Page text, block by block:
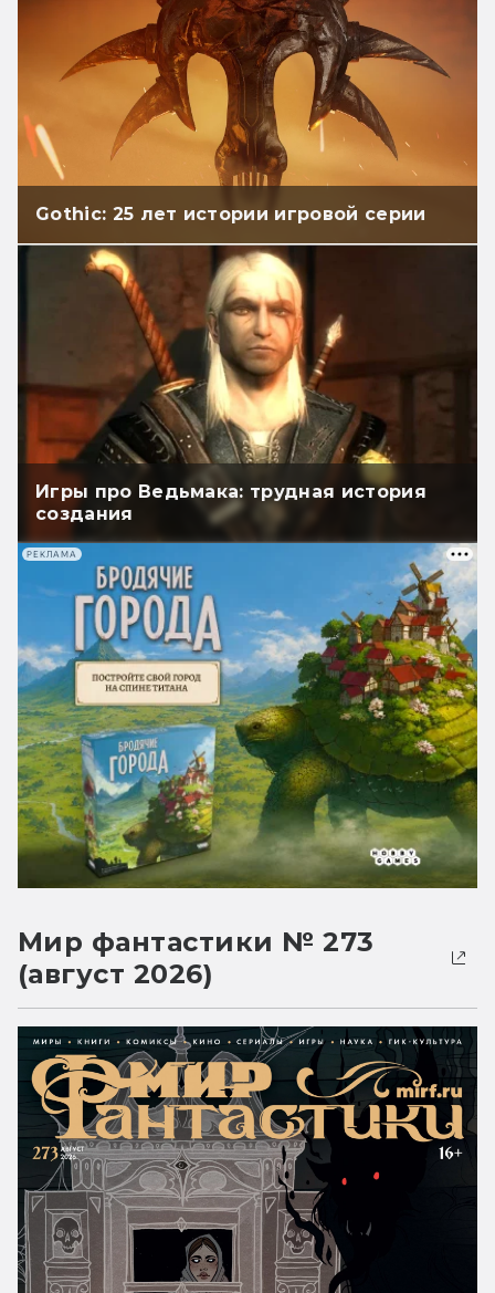
Gothic: 25 лет истории игровой серии
Игры про Ведьмака: трудная история
создания
РЕКЛАМА
Мир фантастики № 273
(август 2026)